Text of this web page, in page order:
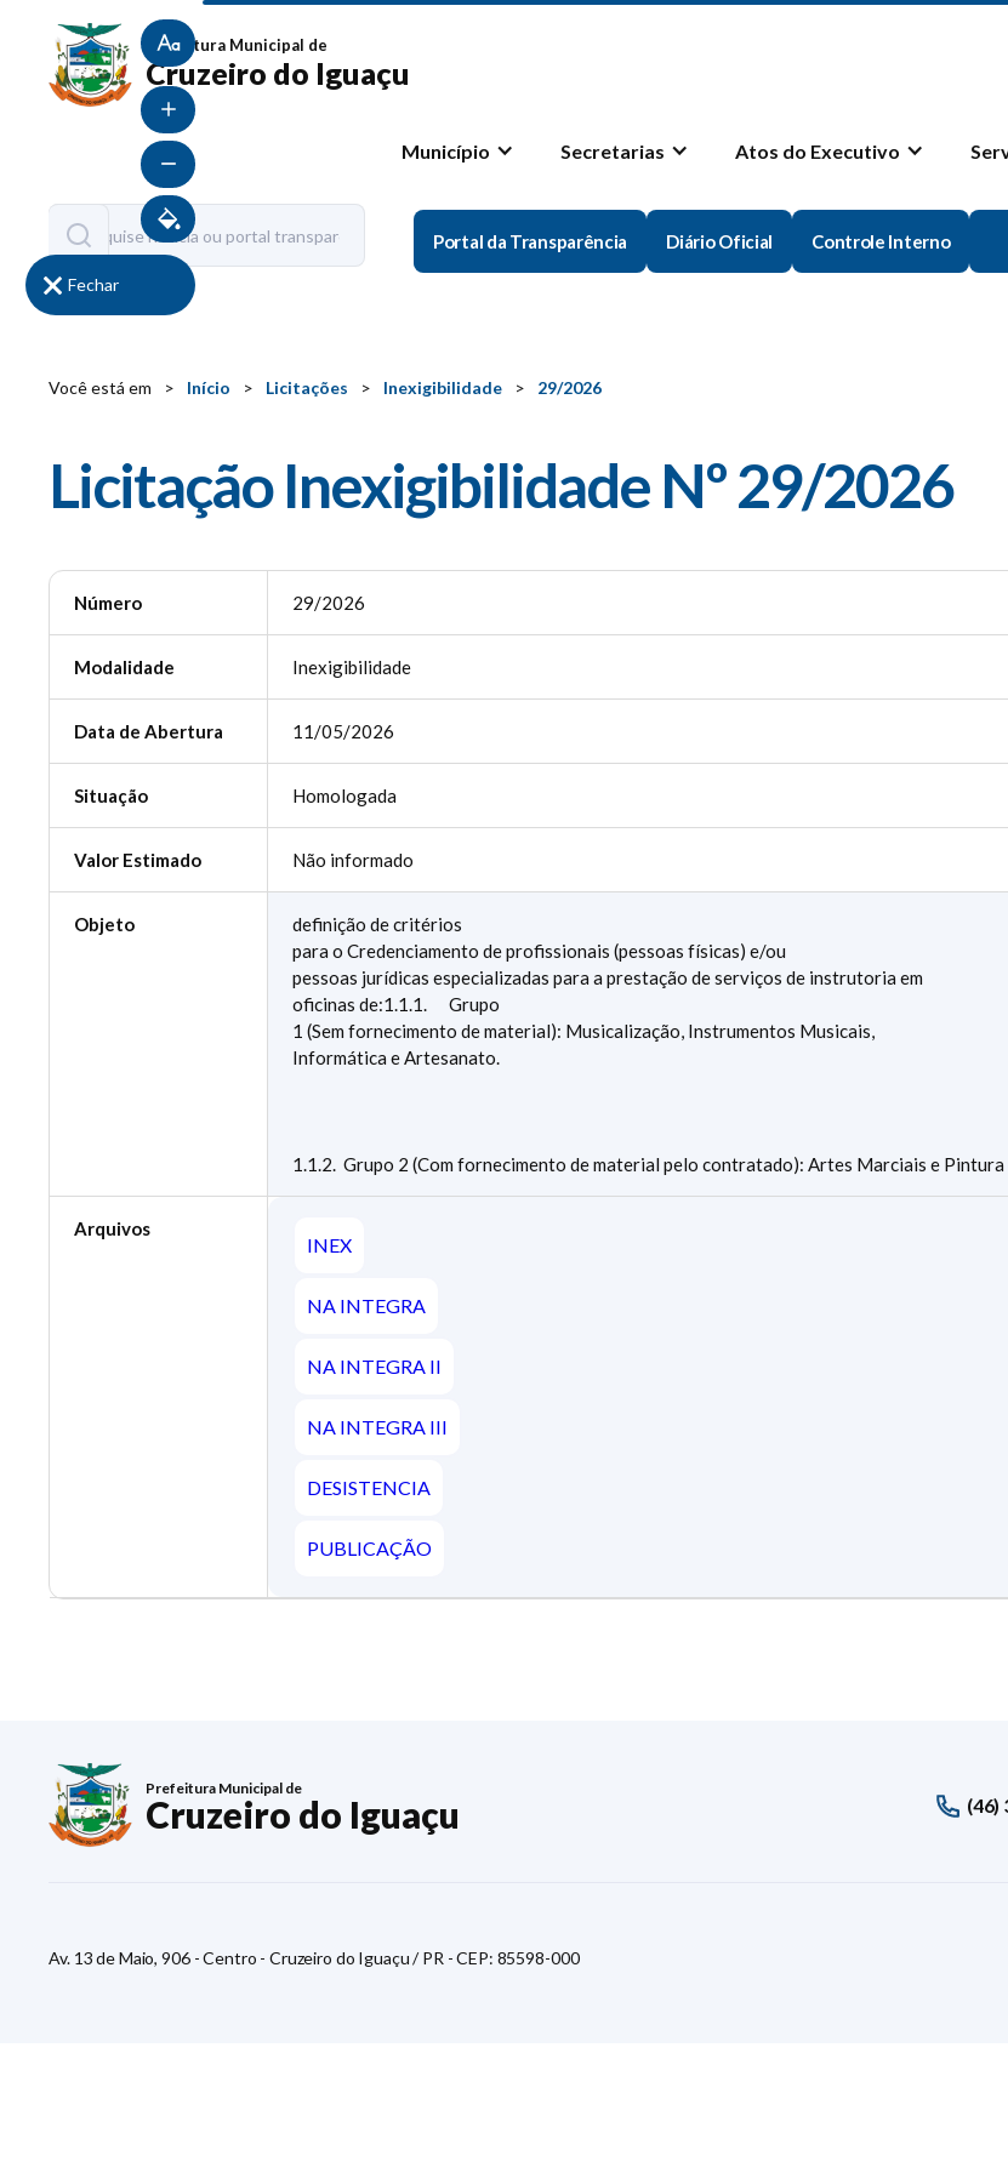
Tamanho normal
Aumentar fonte
Diminuir fonte
Contraste
Fechar
Prefeitura Municipal de
Cruzeiro do Iguaçu
Município Secretarias Atos do Executivo
Portal da Transparência Diário Oficial Controle Interno
Você está em > Início > Licitações > Inexigibilidade > 29/2026
Licitação Inexigibilidade Nº 29/2026
Número 29/2026
Modalidade Inexigibilidade
Data de Abertura 11/05/2026
Situação Homologada
Valor Estimado Não informado
Objeto
definição de critérios
para o Credenciamento de profissionais (pessoas físicas) e/ou
pessoas jurídicas especializadas para a prestação de serviços de instrutoria em
oficinas de:1.1.1. Grupo
1 (Sem fornecimento de material): Musicalização, Instrumentos Musicais,
Informática e Artesanato.
1.1.2. Grupo 2 (Com fornecimento de material pelo contratado): Artes Marciais e Pintura
Arquivos
INEX
NA INTEGRA
NA INTEGRA II
NA INTEGRA III
DESISTENCIA
PUBLICAÇÃO
Prefeitura Municipal de
Cruzeiro do Iguaçu (46)
Av. 13 de Maio, 906 - Centro - Cruzeiro do Iguaçu / PR - CEP: 85598-000